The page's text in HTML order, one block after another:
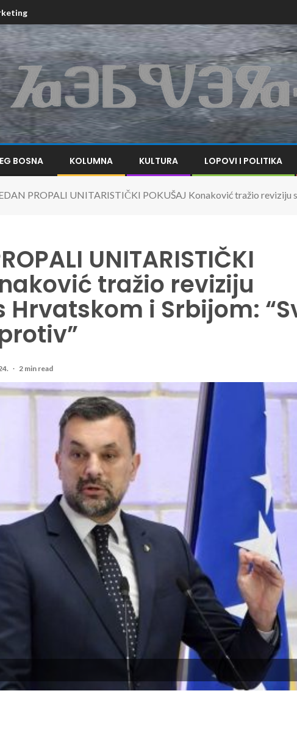
BOSNA KOLUMNA KULTURA LOPOVI I POLITIKA
PROPALI UNITARISTIČKI POKUŠAJ Konaković tražio
UNITARISTIČKI
tražio reviziju
Hrvatskom i Srbijom:
2 min read